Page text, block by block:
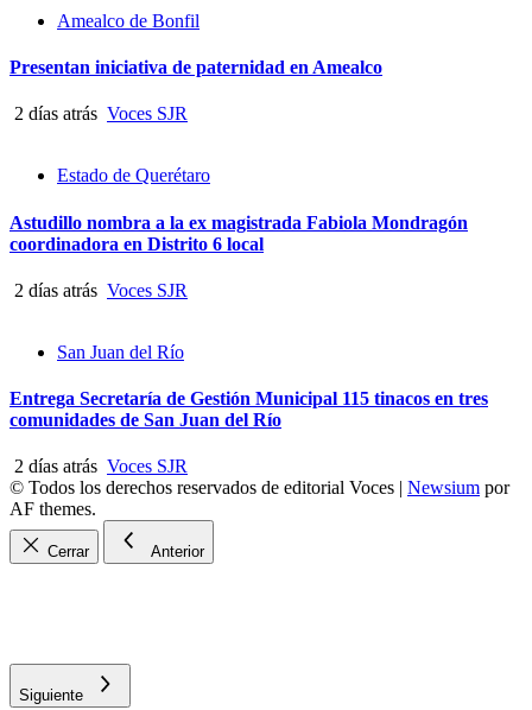
Amealco de Bonfil
Presentan iniciativa de paternidad en Amealco
2 días atrás Voces SJR
Estado de Querétaro
Astudillo nombra a la ex magistrada Fabiola Mondragón
coordinadora en Distrito 6 local
2 días atrás Voces SJR
San Juan del Río
Entrega Secretaría de Gestión Municipal 115 tinacos en tres
comunidades de San Juan del Río
2 días atrás Voces SJR
© Todos los derechos reservados de editorial Voces | Newsium por
AF themes.
Cerrar Anterior
Siguiente